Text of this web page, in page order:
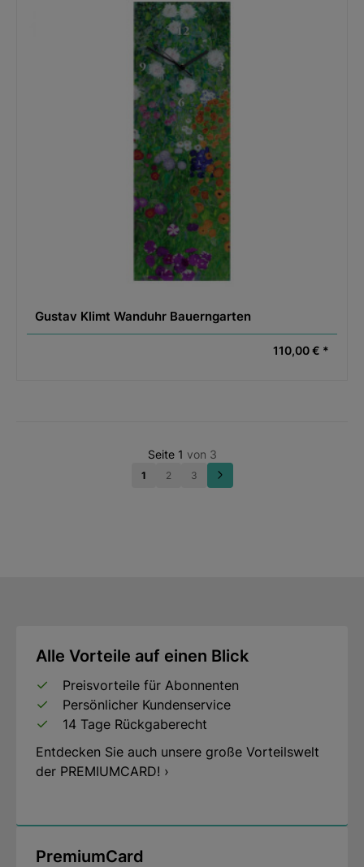
Gustav Klimt Wanduhr Bauerngarten
110,00 € *
Seite 1 von 3
1 2 3
Alle Vorteile auf einen Blick
Preisvorteile für Abonnenten
Persönlicher Kundenservice
14 Tage Rückgaberecht
Entdecken Sie auch unsere große Vorteilswelt
der PREMIUMCARD! ›
PremiumCard